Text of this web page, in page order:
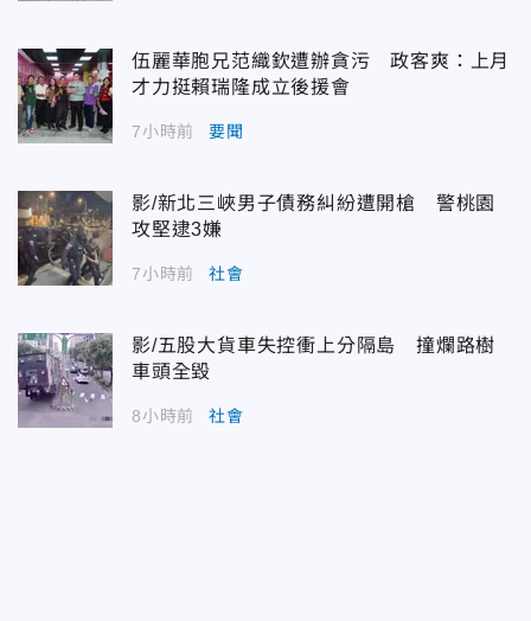
伍麗華胞兄范織欽遭辦貪污 政客爽：上月
才力挺賴瑞隆成立後援會
7小時前 要聞
影/新北三峽男子債務糾紛遭開槍 警桃園
攻堅逮3嫌
7小時前 社會
影/五股大貨車失控衝上分隔島 撞爛路樹
車頭全毀
8小時前 社會